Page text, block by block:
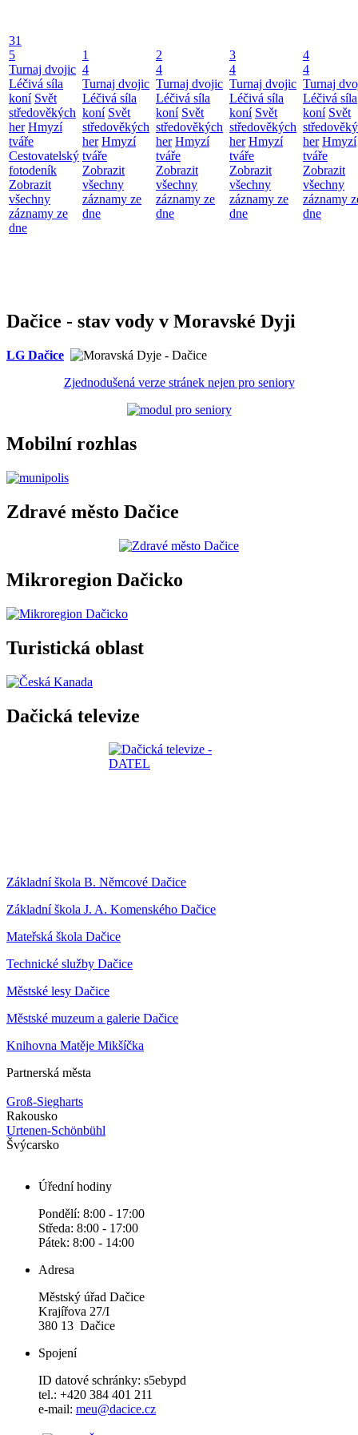
31
5
Turnaj dvojic
Léčivá síla
koní Svět
středověkých
her Hmyzí
tváře
Cestovatelský
fotodeník
Zobrazit
všechny
záznamy ze
dne
1
4
Turnaj dvojic
Léčivá síla
koní Svět
středověkých
her Hmyzí
tváře
Zobrazit
všechny
záznamy ze
dne
2
4
Turnaj dvojic
Léčivá síla
koní Svět
středověkých
her Hmyzí
tváře
Zobrazit
všechny
záznamy ze
dne
3
4
Turnaj dvojic
Léčivá síla
koní Svět
středověkých
her Hmyzí
tváře
Zobrazit
všechny
záznamy ze
dne
4
4
Turnaj
Léčivá síla
koní Svět
her Hmyzí
tváře
Zobrazit
všechny
záznamy
dne
Dačice - stav vody v Moravské Dyji
LG Dačice
Zjednodušená verze stránek nejen pro seniory
Mobilní rozhlas
Zdravé město Dačice
Mikroregion Dačicko
Turistická oblast
Dačická televize
Základní škola B. Němcové Dačice
Základní škola J. A. Komenského Dačice
Mateřská škola Dačice
Technické služby Dačice
Městské lesy Dačice
Městské muzeum a galerie Dačice
Knihovna Matěje Mikšíčka
Partnerská města
Groß-Siegharts
Rakousko
Urtenen-Schönbühl
Švýcarsko
Úřední hodiny
Pondělí: 8:00 - 17:00
Středa: 8:00 - 17:00
Pátek: 8:00 - 14:00
Adresa
Městský úřad Dačice
Krajířova 27/I
380 13 Dačice
Spojení
ID datové schránky: s5ebypd
tel.: +420 384 401 211
e-mail: meu@dacice.cz